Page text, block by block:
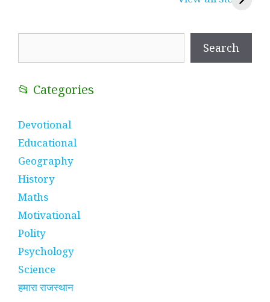
Search
📂 Categories
Devotional
Educational
Geography
History
Maths
Motivational
Polity
Psychology
Science
हमारा राजस्थान